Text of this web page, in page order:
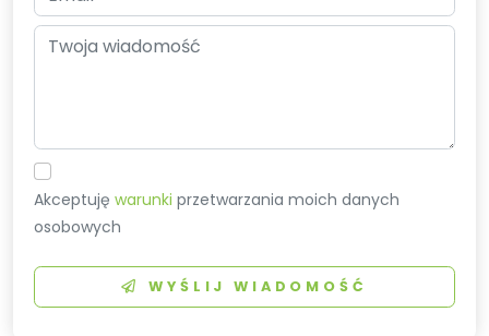
Akceptujęwarunki przetwarzania moich danych
osobowych
WYŚLIJ WIADOMOŚĆ